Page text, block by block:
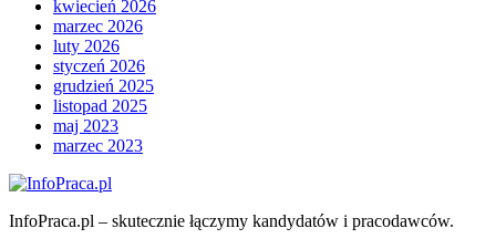
kwiecień 2026
marzec 2026
luty 2026
styczeń 2026
grudzień 2025
listopad 2025
maj 2023
marzec 2023
InfoPraca.pl – skutecznie łączymy kandydatów i pracodawców.